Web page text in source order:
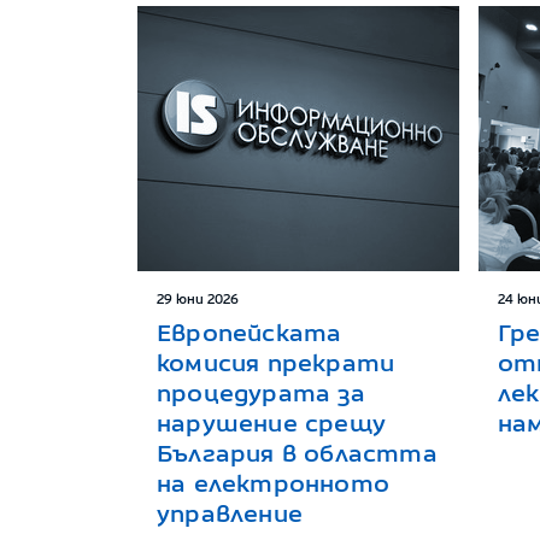
29 юни 2026
Европейската
комисия прекрати
процедурата за
нарушение срещу
България в областта
на електронното
управление
24